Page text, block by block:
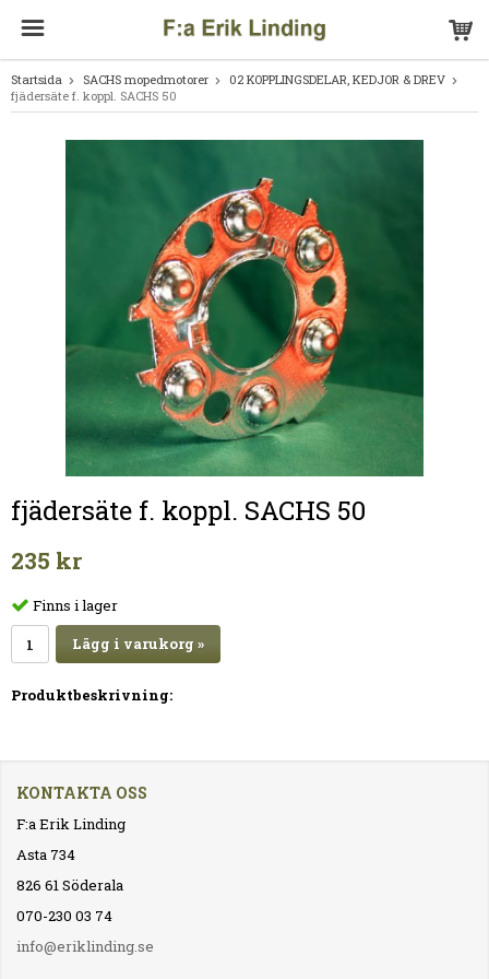
Startsida SACHS mopedmotorer
02 KOPPLINGSDELAR, KEDJOR & DREV
fjädersäte f. koppl. SACHS 50
fjädersäte f. koppl. SACHS 50
235 kr
Finns i lager
Lägg i varukorg »
Produktbeskrivning:
KONTAKTA OSS
F:a Erik Linding
Asta 734
826 61 Söderala
070-230 03 74
info@eriklinding.se